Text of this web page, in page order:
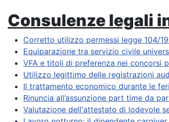
Consulenze legali
Corretto utilizzo permessi legge 104/
Equiparazione tra servizio civile
VFA e titoli di preferenza nei concorsi
Utilizzo legittimo delle registrazioni
Il trattamento economico durante le
Rinuncia all’assunzione part time da
Valutazione dell'attestato di lodevole